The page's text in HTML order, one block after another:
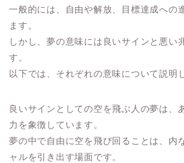
一般的には、自由や解放、目標達成への
ます。
しかし、夢の意味には良いサインと悪い
す。
以下では、それぞれの意味について説明
良いサインとしての空を飛ぶ人の夢は、
力を象徴しています。
夢の中で自由に空を飛び回ることは、内
ャルを引き出す場面です。